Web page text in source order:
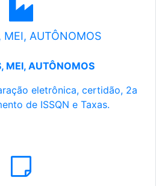
MEI, AUTÔNOMOS
MEI, AUTÔNOMOS
eletrônica, certidão, 2a
de ISSQN e Taxas.